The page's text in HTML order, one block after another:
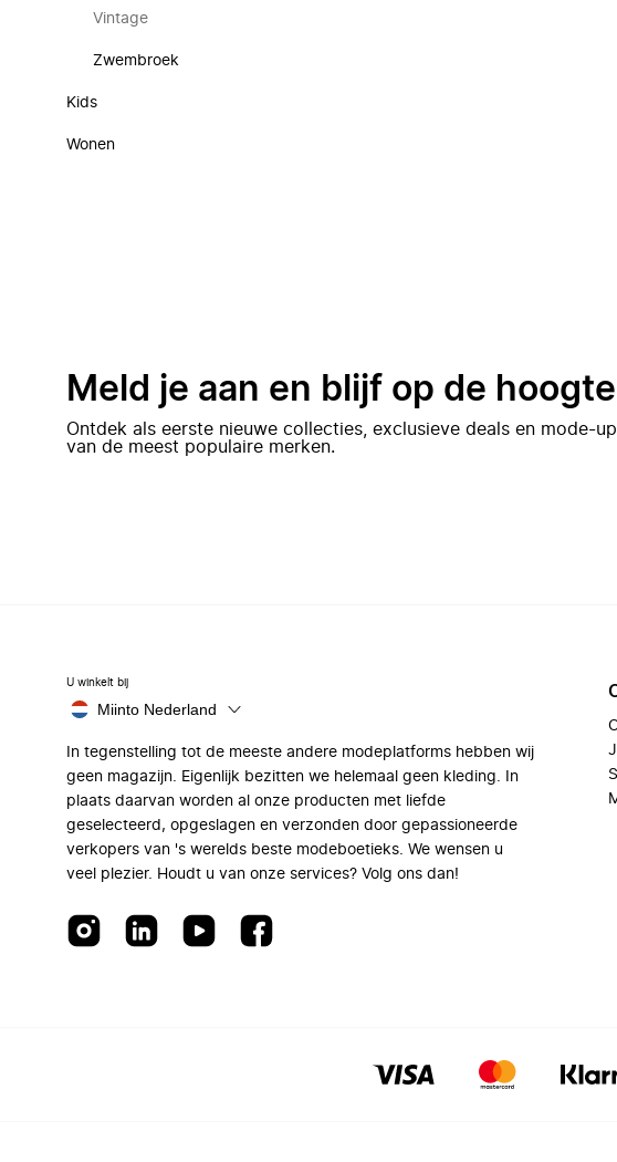
Vintage
Zwembroek
Kids
Wonen
Meld je aan en blijf op de hoogte
Ontdek als eerste nieuwe collecties, exclusieve deals en mode-
van de meest populaire merken.
U winkelt bij
Miinto Nederland
In tegenstelling tot de meeste andere modeplatforms hebben wij
geen magazijn. Eigenlijk bezitten we helemaal geen kleding. In
plaats daarvan worden al onze producten met liefde
geselecteerd, opgeslagen en verzonden door gepassioneerde
verkopers van 's werelds beste modeboetieks. We wensen u
veel plezier. Houdt u van onze services? Volg ons dan!